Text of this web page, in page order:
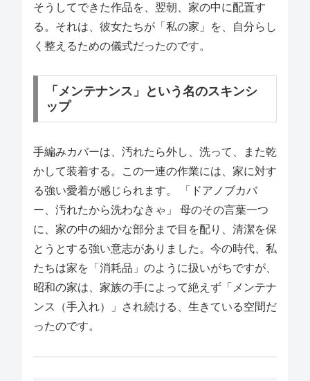
そうしてできた作品を、翌朝、家の中に配置す
る。それは、彼女たちが「私の家」を、自分らし
く整えるための儀式だったのです。
「メンテナンス」という名のスキンシ
ップ
手編みカバーは、汚れたら外し、洗って、また乾
かして装着する。この一連の作業には、家に対す
る強い愛着が感じられます。 「ドアノブカバ
ー、汚れたから洗わなきゃ」 母のその言葉一つ
に、家の中の細かな部分まで目を配り、清潔を保
とうとする強い意志がありました。今の時代、私
たちは家を「消耗品」のように扱いがちですが、
昭和の家は、家族の手によって絶えず「メンテナ
ンス（手入れ）」され続ける、生きている空間だ
ったのです。